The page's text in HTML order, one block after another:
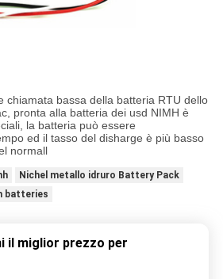
chiamata bassa della batteria RTU dello
pronta alla batteria dei usd NIMH è
la batteria può essere
ed il tasso del disharge è più basso
normall
Nichel metallo idruro Battery Pack
batteries
il miglior prezzo per